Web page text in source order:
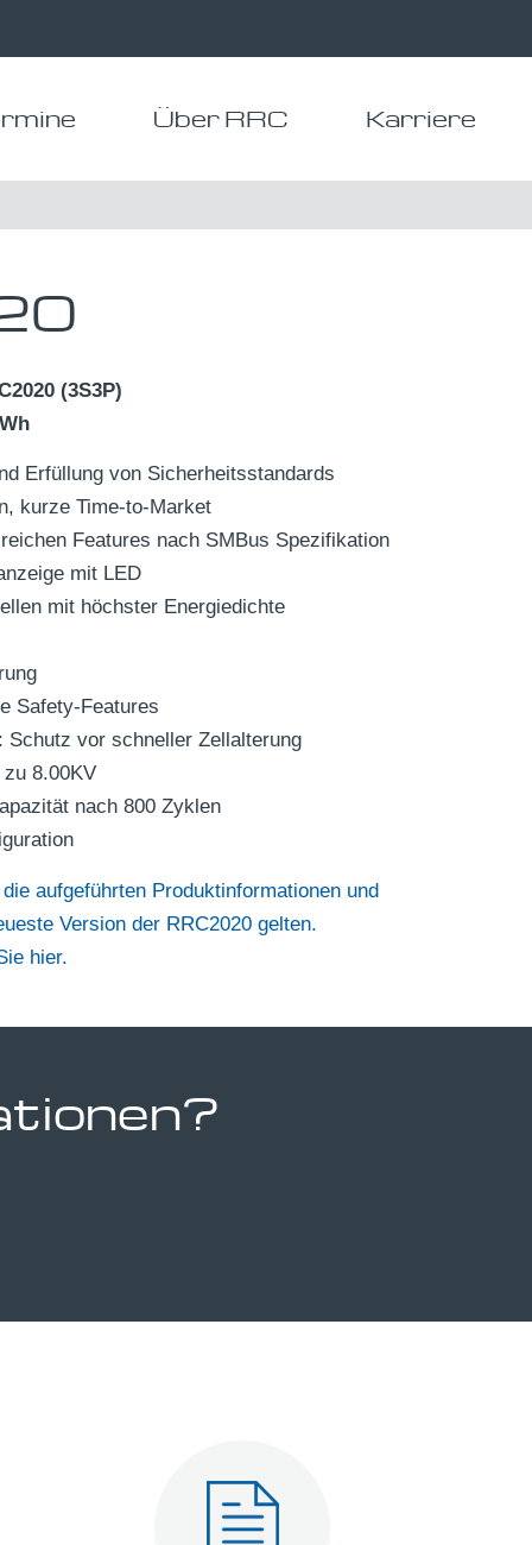
Über RRC Karriere
(3S3P)
Erfüllung von Sicherheitsstandards
kurze Time-to-Market
Features nach SMBus Spezifikation
mit LED
mit höchster Energiedichte
Safety-Features
Schutz vor schneller Zellalterung
8.00KV
nach 800 Zyklen
aufgeführten Produktinformationen und
Version der RRC2020 gelten.
hier.